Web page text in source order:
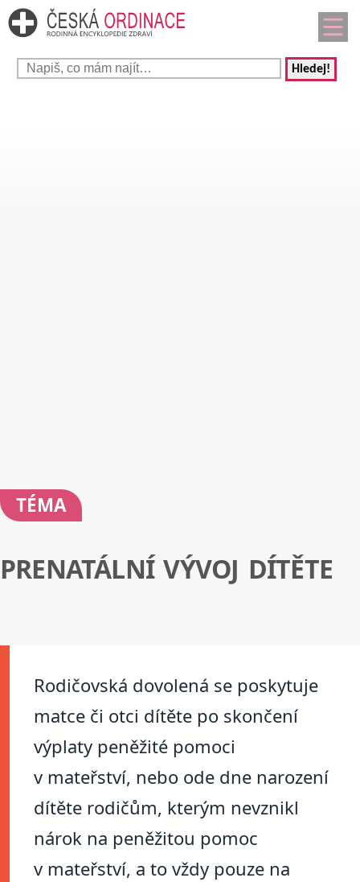
Hledej!
TÉMA
PRENATÁLNÍ VÝVOJ DÍTĚTE
Rodičovská dovolená se poskytuje
matce či otci dítěte po skončení
výplaty peněžité pomoci
v mateřství, nebo ode dne narození
dítěte rodičům, kterým nevznikl
nárok na peněžitou pomoc
v mateřství, a to vždy pouze na